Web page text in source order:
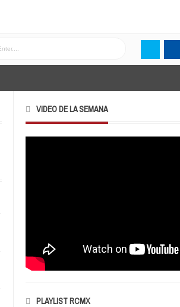
VIDEO DE LA SEMANA
PLAYLIST RCMX